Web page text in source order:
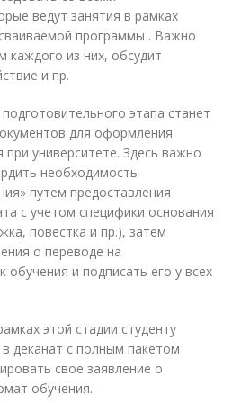
ведут занятия в рамках
программы . Важно
каждого из них, обсудит
и пр.
этапа станет
для оформления
университете. Здесь важно
необходимость
путем предоставления
с учетом специфики основания
повестка и пр.), затем
о переводе на
обучения и подписать его у всех
этой стадии студенту
деканат с полным пакетом
свое заявление о
обучения.